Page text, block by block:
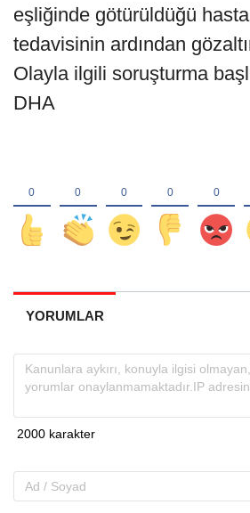
eşliğinde götürüldüğü
tedavisinin ardından
Olayla ilgili soruşturma
DHA
YORUMLAR